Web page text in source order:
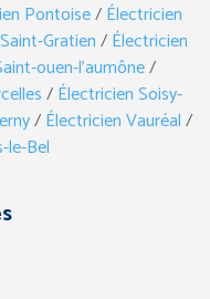
Pontoise/Électricien
Gratien/Électricien
ouen-l’aumône/
/Électricien Soisy-
/Électricien Vauréal/
le-Bel